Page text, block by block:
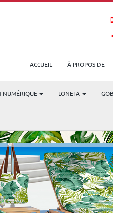
ACCUEIL À PROPOS DE
NUMÉRIQUE LONETA